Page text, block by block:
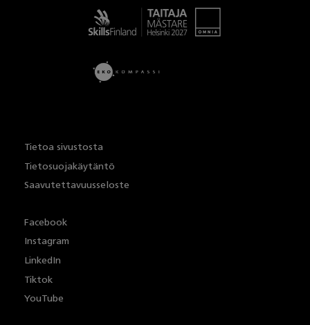
Tietoa sivustosta
Tietosuojakäytäntö
Saavutettavuusseloste
Facebook
Instagram
LinkedIn
Tiktok
YouTube